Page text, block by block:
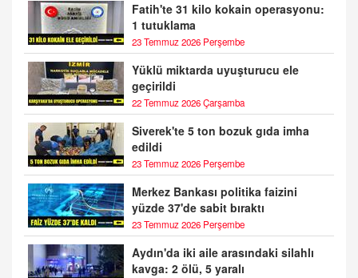
Fatih'te 31 kilo kokain operasyonu:
1 tutuklama
23 Temmuz 2026 Perşembe
Yüklü miktarda uyuşturucu ele
geçirildi
22 Temmuz 2026 Çarşamba
Siverek'te 5 ton bozuk gıda imha
edildi
23 Temmuz 2026 Perşembe
Merkez Bankası politika faizini
yüzde 37'de sabit bıraktı
23 Temmuz 2026 Perşembe
Aydın'da iki aile arasındaki silahlı
kavga: 2 ölü, 5 yaralı